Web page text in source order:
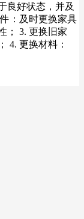
良好状态，并及
：及时更换家具
； 3. 更换旧家
4. 更换材料：